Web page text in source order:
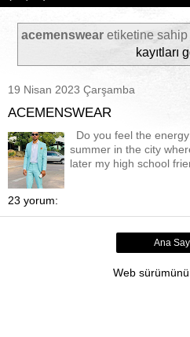
acemenswearetiketine sahip
kayıtları
19 Nisan 2023 Çarşamba
ACEMENSWEAR
Do you feel the
summer in the city
later my high school
23 yorum:
Ana
Web